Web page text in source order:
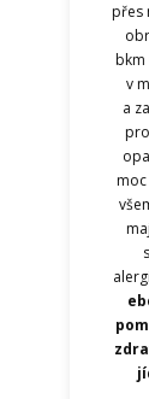
přes
bkm
v
a